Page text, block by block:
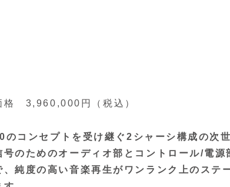
格 3,960,000円（税込）
のコンセプトを受け継ぐ2シャーシ構成の次
号のためのオーディオ部とコントロール/電源
、純度の高い音楽再生がワンランク上のステ